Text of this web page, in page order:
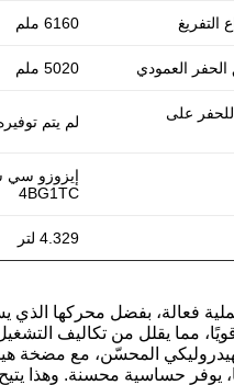
التفريغ 6160 ملم
العمودي 5020 ملم
على
لم يتم توفيره
إيزوزو سي
4BG1TC
4.329 لتر
فعالة، بفضل محركها الذي
مما يقلل من تكاليف التشغيل
المحسّن، مع مضخة
يوفر حساسية محسنة. وهذا يتيح